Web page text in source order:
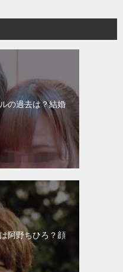
の過去は？結婚
阿野ちひろ？顔